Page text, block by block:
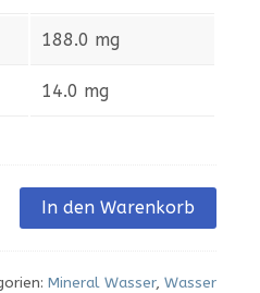
188.0 mg
14.0 mg
In den Warenkorb
Mineral Wasser, Wasser